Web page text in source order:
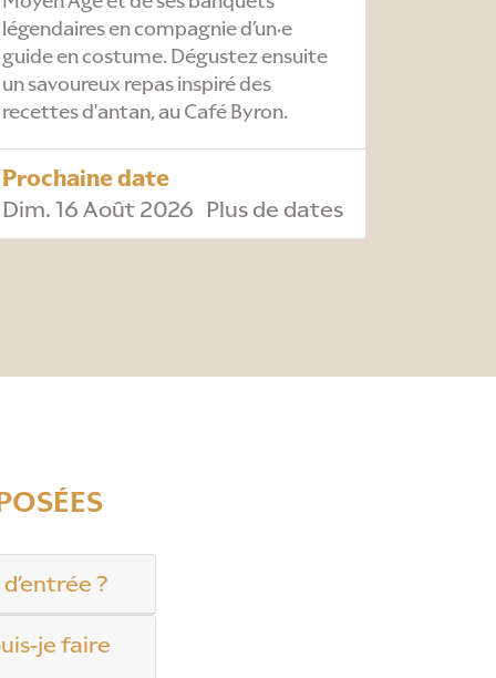
légendaires en compagnie d’un·e
guide en costume. Dégustez ensuite
un savoureux repas inspiré des
recettes d'antan, au Café Byron.
Prochaine date
Dim. 16 Août 2026 Plus de dates
?
je faire